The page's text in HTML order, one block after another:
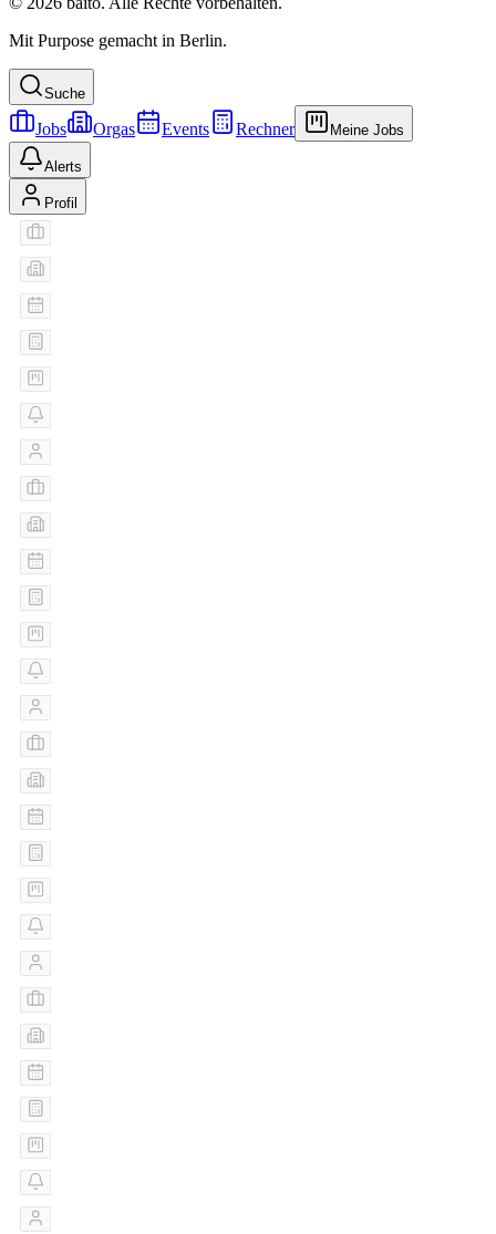
Mit Purpose gemacht in Berlin.
Suche
Jobs Orgas Events Rechner Meine Jobs
Alerts
Profil